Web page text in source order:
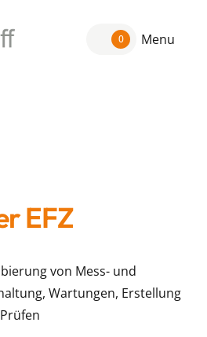
0 Menu
EFZ
von Mess- und
Wartungen, Erstellung